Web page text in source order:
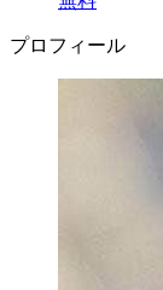
プロフィール